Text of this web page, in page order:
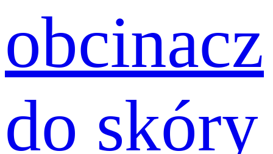
obcinacz
do skóry